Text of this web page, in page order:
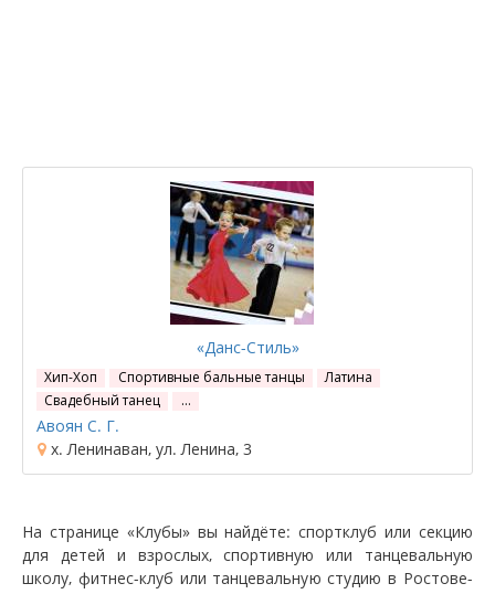
«Данс-Стиль»
Хип-Хоп Спортивные бальные танцы
Латина
Свадебный танец
…
Авоян С. Г.
х. Ленинаван, ул. Ленина, 3
На странице «Клубы» вы найдёте: спортклуб или секцию
для детей и взрослых, спортивную или танцевальную
школу, фитнес-клуб или танцевальную студию в Ростове-